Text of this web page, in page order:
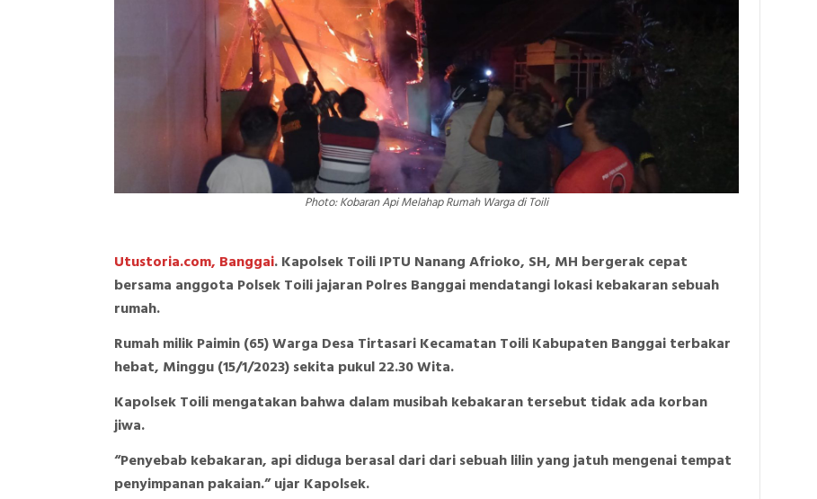
Photo: Kobaran Api Melahap Rumah Warga di Toili
Utustoria.com, Banggai. Kapolsek Toili IPTU Nanang Afrioko, SH, MH bergerak cepat
bersama anggota Polsek Toili jajaran Polres Banggai mendatangi lokasi kebakaran sebuah
rumah.
Rumah milik Paimin (65) Warga Desa Tirtasari Kecamatan Toili Kabupaten Banggai terbakar
hebat, Minggu (15/1/2023) sekita pukul 22.30 Wita.
Kapolsek Toili mengatakan bahwa dalam musibah kebakaran tersebut tidak ada korban
jiwa.
“Penyebab kebakaran, api diduga berasal dari dari sebuah lilin yang jatuh mengenai tempat
penyimpanan pakaian.” ujar Kapolsek.